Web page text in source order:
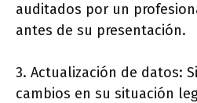
auditados por un
antes de su presentación.
3. Actualización de datos:
cambios en su situación